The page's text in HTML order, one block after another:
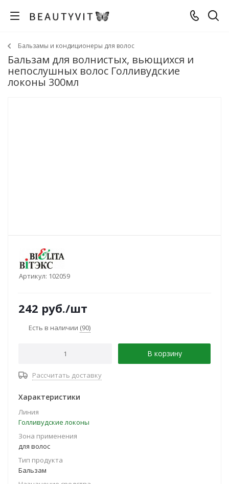
Бальзамы и кондиционеры для волос
Бальзам для волнистых, вьющихся и
непослушных волос Голливудские
локоны 300мл
Артикул: 102059
242 руб./шт
Есть в наличии (90)
В корзину
Рассчитать доставку
Характеристики
Линия
Голливудские локоны
Зона применения
для волос
Тип продукта
Бальзам